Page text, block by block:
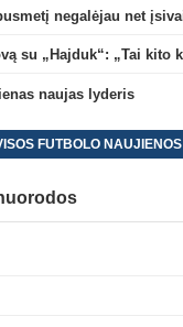
naujas lyderis
FUTBOLO NAUJIENOS